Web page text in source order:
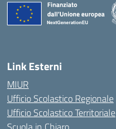
Link Esterni
MIUR
Ufficio Scolastico Regionale
Ufficio Scolastico Territoriale